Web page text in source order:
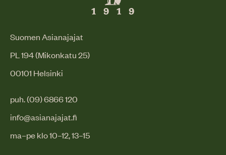
Suomen Asianajajat
PL 194 (Mikonkatu 25)
00101 Helsinki
puh. (09) 6866 120
info@asianajajat.fi
ma–pe klo 10–12, 13–15